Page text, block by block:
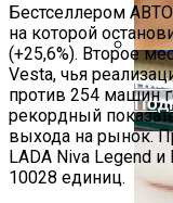
Бестселлером
на которой
(+25,6%). Второе
Vesta, чья
против 254 машин
рекордный
выхода на рынок.
LADA Niva Legend и
10028 единиц.